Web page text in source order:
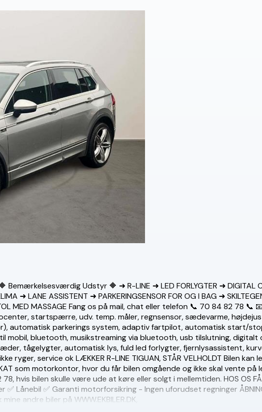
Udstyr 🔶 ➜ R-LINE ➜ LED FORLYGTER ➜ DIGITAL
➜ LANE ASSISTENT ➜ PARKERINGSENSOR FOR OG I BAG ➜
MED MASSAGE Fang os på mail, chat eller telefon 📞 70 84 82 78 📞
startspærre, udv. temp. måler, regnsensor, sædevarme,
automatisk parkerings system, adaptiv fartpilot, automatisk start/
mobil, bluetooth, musikstreaming via bluetooth, usb tilslutning,
tågelygter, automatisk lys, fuld led forlygter, fjernlysassistent,
service ok LÆKKER R-LINE TIGUAN, STÅR VELHOLDT Bilen kan
som motorkontor, hvor du får bilen omgående og ikke skal vente
78, hvis bilen skulle være ude at køre eller solgt i mellemtiden. HOS OS
Lånebil ✅ Garanti motorforsikring - Ingen uforudset regninger
mine andre biler på WWW.EKBILER.DK,